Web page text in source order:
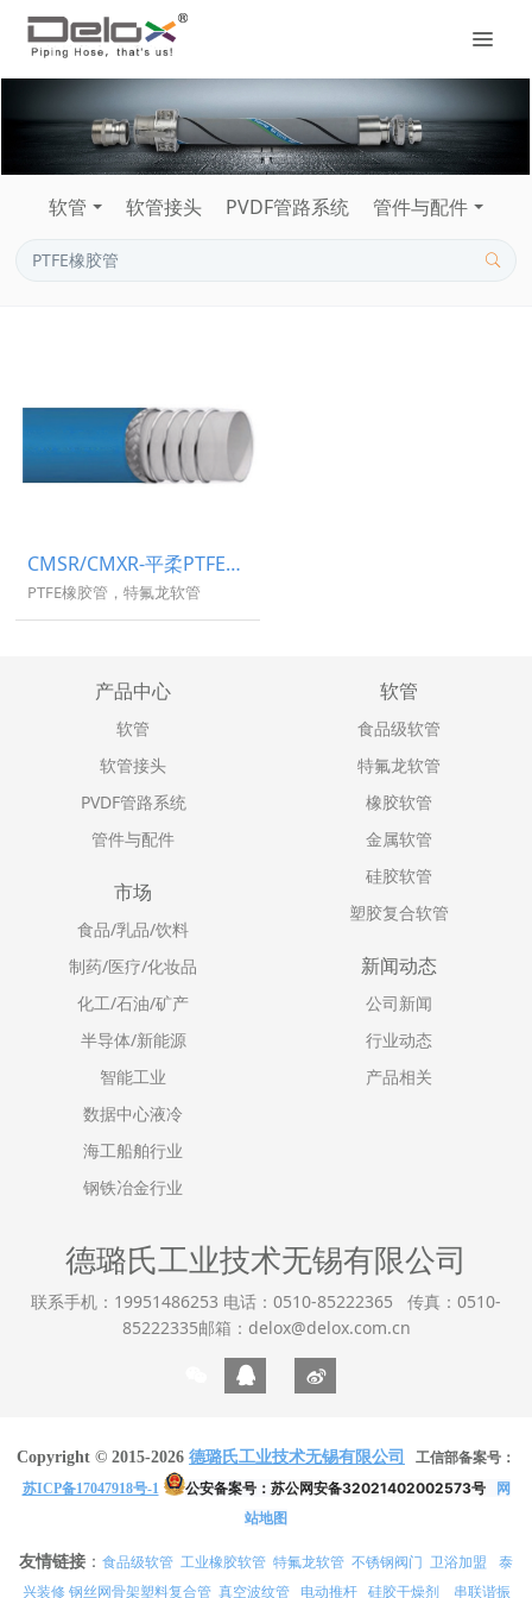
软管 软管接头 PVDF管路系统 管件与配件
CMSR/CMXR-平柔PTFE钢编橡胶管
PTFE橡胶管，特氟龙软管
产品中心
软管
软管接头
PVDF管路系统
管件与配件
软管
食品级软管
特氟龙软管
橡胶软管
金属软管
硅胶软管
塑胶复合软管
市场
食品/乳品/饮料
制药/医疗/化妆品
化工/石油/矿产
半导体/新能源
智能工业
数据中心液冷
海工船舶行业
钢铁冶金行业
新闻动态
公司新闻
行业动态
产品相关
德璐氏工业技术无锡有限公司
联系手机：19951486253 电话：0510-85222365 传真：0510-
85222335邮箱：delox@delox.com.cn
Copyright © 2015-2026 德璐氏工业技术无锡有限公司
工信部备案号：
苏ICP备17047918号-1
公安备案号： 苏公网安备32021402002573号
网
站地图
友情链接 ： 食品级软管 工业橡胶软管 特氟龙软管 不锈钢阀门 卫浴加盟
泰
兴装修 钢丝网骨架塑料复合管 真空波纹管 电动推杆 硅胶干燥剂 串联谐振